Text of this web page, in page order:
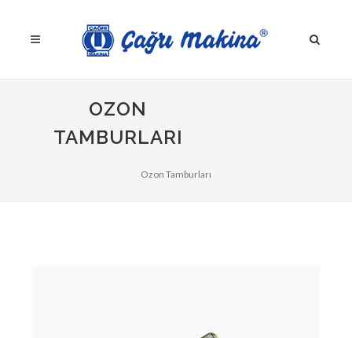
OZON
TAMBURLARI
Ozon Tamburları